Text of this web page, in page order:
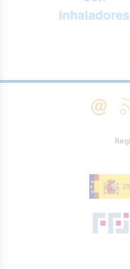
inhaladores